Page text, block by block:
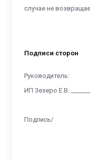
случае не
Подписи сторон
Руководитель:
ИП Зезеро Е.В.
Подпись/